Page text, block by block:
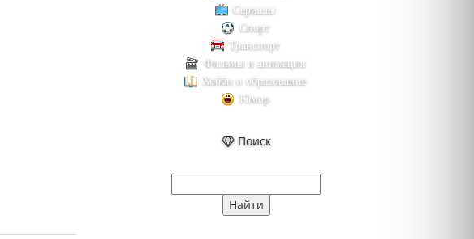
Сериалы
Спорт
Транспорт
Фильмы и анимация
Хобби и образование
Юмор
Поиск